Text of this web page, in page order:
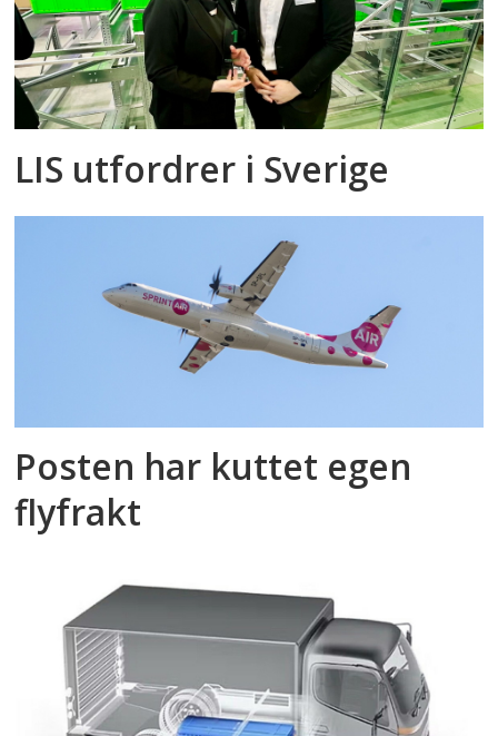
LIS utfordrer i Sverige
Posten har kuttet egen
flyfrakt